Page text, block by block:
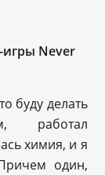
игры Never
буду делать
работал
химия, и я
один,